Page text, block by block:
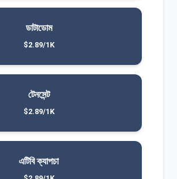
ডাটাডোম
$2.89/1K
টেনসেন্ট
$2.89/1K
এটিবি ক্যাপচা